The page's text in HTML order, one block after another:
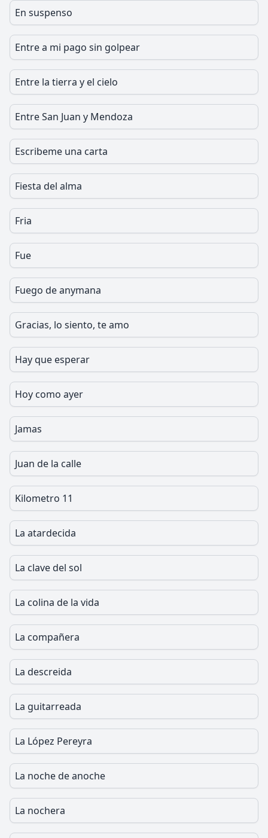
En suspenso
Entre a mi pago sin golpear
Entre la tierra y el cielo
Entre San Juan y Mendoza
Escribeme una carta
Fiesta del alma
Fria
Fue
Fuego de anymana
Gracias, lo siento, te amo
Hay que esperar
Hoy como ayer
Jamas
Juan de la calle
Kilometro 11
La atardecida
La clave del sol
La colina de la vida
La compañera
La descreida
La guitarreada
La López Pereyra
La noche de anoche
La nochera